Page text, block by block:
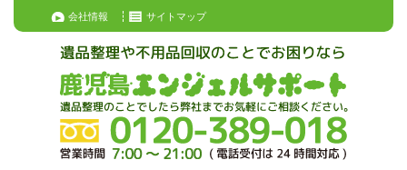
会社情報 サイトマップ